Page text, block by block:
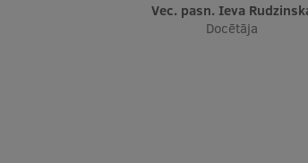
Vec. pasn. Ieva
Docētāja